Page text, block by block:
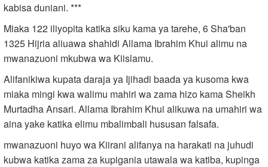
kabisa duniani. ***
Miaka 122 iliyopita katika siku kama ya tarehe, 6 Sha'ban
1325 Hijria aliuawa shahidi Allama Ibrahim Khui alimu na
mwanazuoni mkubwa wa Kiislamu.
Alifanikiwa kupata daraja ya Ijihadi baada ya kusoma kwa
miaka mingi kwa walimu mahiri wa zama hizo kama Sheikh
Murtadha Ansari. Allama Ibrahim Khui alikuwa na umahiri wa
aina yake katika elimu mbalimbali hususan falsafa.
mwanazuoni huyo wa Kiirani alifanya na harakati na juhudi
kubwa katika zama za kupigania utawala wa katiba, kupinga